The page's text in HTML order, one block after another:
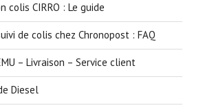
colis CIRRO : Le guide
de colis chez Chronopost : FAQ
– Livraison – Service client
Diesel